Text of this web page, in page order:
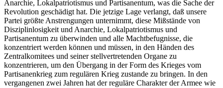
Anarchie, Lokalpatriotismus und Partisanentum, was die Sache der
Revolution geschädigt hat. Die jetzige Lage verlangt, daß unsere
Partei größte Anstrengungen unternimmt, diese Mißstände von
Disziplinlosigkeit und Anarchie, Lokalpatriotismus und
Partisanentum zu überwinden und alle Machtbefugnisse, die
konzentriert werden können und müssen, in den Händen des
Zentralkomitees und seiner stellvertretenden Organe zu
konzentrieren, um den Übergang in der Form des Krieges vom
Partisanenkrieg zum regulären Krieg zustande zu bringen. In den
vergangenen zwei Jahren hat der reguläre Charakter der Armee wie